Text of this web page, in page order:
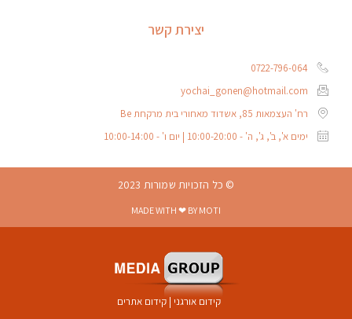
יצירת קשר
0722-796-064
yochai_gonen@hotmail.com
רח' העצמאות 85, אשדוד מאחורי בית מרקחת Be
ימים א', ב', ג', ה' - 10:00-20:00 | יום ו' - 10:00-14:00
© כל הזכויות שמורות 2023
MADE WITH ❤ BY MOTI
קידום אורגני | קידום אתרים